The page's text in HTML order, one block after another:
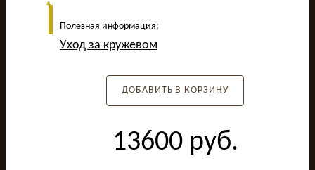
Полезная информация:
Уход за кружевом
ДОБАВИТЬ В КОРЗИНУ
13600руб.